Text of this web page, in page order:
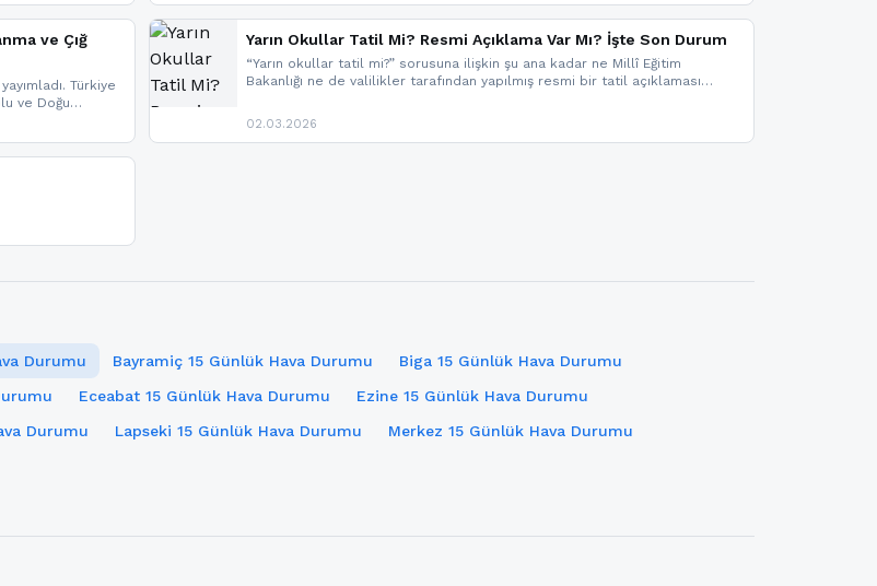
ve Çığ
Türkiye
ve Doğu
son dakika
Yarın Okullar Tatil Mi? Resmi Açıklama Var Mı? İşte Son Durum
“Yarın okullar tatil mi?” sorusuna ilişkin şu ana kadar ne Millî Eğitim
Bakanlığı ne de valilikler tarafından yapılmış resmi bir tatil açıklaması
paylaşacağız. En hızlı şekilde haberdar olmak için sitemizi takip edebilir ve
02.03.2026
Durumu Bayramiç 15 Günlük Hava Durumu
Biga 15 Günlük Hava Durumu
Eceabat 15 Günlük Hava Durumu
Ezine 15 Günlük Hava Durumu
Durumu Lapseki 15 Günlük Hava Durumu
Merkez 15 Günlük Hava Durumu